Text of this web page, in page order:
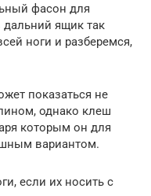
фасон для
ящик так
ноги и разберемся,
показаться не
однако клеш
которым он для
вариантом.
если их носить с